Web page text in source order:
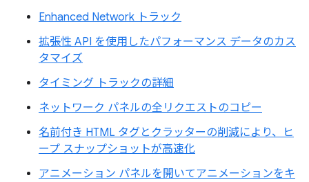
Enhanced Network トラック
拡張性 API を使用したパフォーマンス データのカス
タマイズ
タイミング トラックの詳細
ネットワーク パネルの全リクエストのコピー
名前付き HTML タグとクラッターの削減により、ヒ
ープ スナップショットが高速化
アニメーション パネルを開いてアニメーションをキ